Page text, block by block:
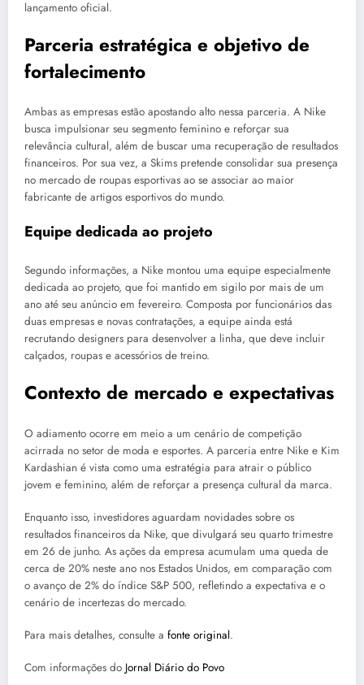
lançamento oficial.
Parceria estratégica e objetivo de
fortalecimento
Ambas as empresas estão apostando alto nessa parceria. A Nike
busca impulsionar seu segmento feminino e reforçar sua
relevância cultural, além de buscar uma recuperação de resultados
financeiros. Por sua vez, a Skims pretende consolidar sua presença
no mercado de roupas esportivas ao se associar ao maior
fabricante de artigos esportivos do mundo.
Equipe dedicada ao projeto
Segundo informações, a Nike montou uma equipe especialmente
dedicada ao projeto, que foi mantido em sigilo por mais de um
ano até seu anúncio em fevereiro. Composta por funcionários das
duas empresas e novas contratações, a equipe ainda está
recrutando designers para desenvolver a linha, que deve incluir
calçados, roupas e acessórios de treino.
Contexto de mercado e expectativas
O adiamento ocorre em meio a um cenário de competição
acirrada no setor de moda e esportes. A parceria entre Nike e Kim
Kardashian é vista como uma estratégia para atrair o público
jovem e feminino, além de reforçar a presença cultural da marca.
Enquanto isso, investidores aguardam novidades sobre os
resultados financeiros da Nike, que divulgará seu quarto trimestre
em 26 de junho. As ações da empresa acumulam uma queda de
cerca de 20% neste ano nos Estados Unidos, em comparação com
o avanço de 2% do índice S&P 500, refletindo a expectativa e o
cenário de incertezas do mercado.
Para mais detalhes, consulte a fonte original.
Com informações do Jornal Diário do Povo